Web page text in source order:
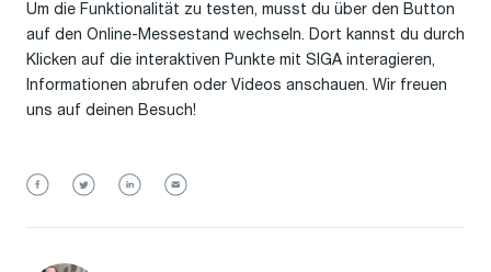
Um die Funktionalität zu testen, musst du über den Button
auf den Online-Messestand wechseln. Dort kannst du durch
Klicken auf die interaktiven Punkte mit SIGA interagieren,
Informationen abrufen oder Videos anschauen. Wir freuen
uns auf deinen Besuch!